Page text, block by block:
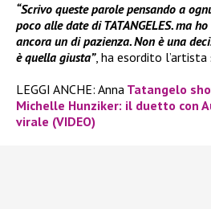
“Scrivo queste parole pensando a
poco alle date di TATANGELES. ma
ancora un di pazienza. Non è una
è quella giusta”, ha esordito l’artista
LEGGI ANCHE: Anna Tatangelo
Michelle Hunziker: il duetto con
virale (VIDEO)